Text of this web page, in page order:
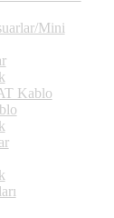
Mini
Kablo